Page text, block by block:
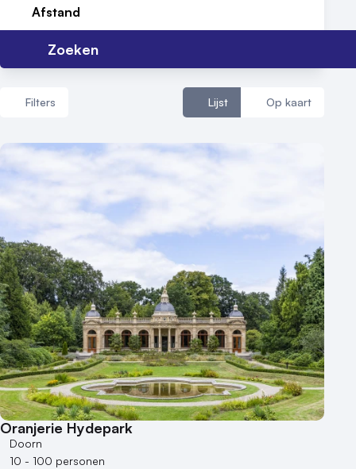
Afstand
Zoeken
Filters Lijst Op kaart
Aantal zalen
1 - 5 zalen
10 of meer zalen
Aantal personen
1 - 50 personen
50 - 100 personen
100 - 250 personen
250 - 500 personen
500+ personen
Bijzondere locaties
Buitenlocatie
Duurzame locatie
Oranjerie Hydepark
Doorn
10 - 100 personen